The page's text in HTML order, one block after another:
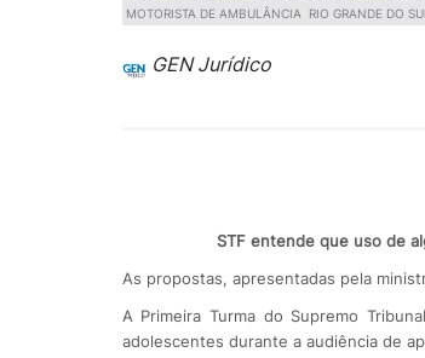
MOTORISTA DE AMBULÂNCIA
RIO GRANDE DO SUL
GEN Jurídico
STF entende que uso de
As propostas, apresentadas pela
A Primeira Turma do Supremo
adolescentes durante a audiência de